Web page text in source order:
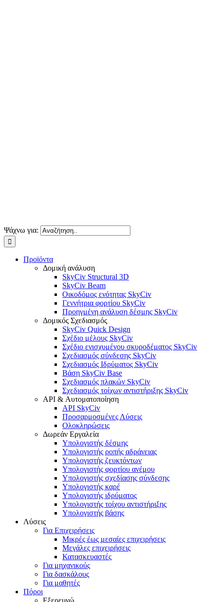
Ψάχνω για:
Προϊόντα
Δομική ανάλυση
SkyCiv Structural 3D
SkyCiv Beam
Οικοδόμος ενότητας SkyCiv
Γεννήτρια φορτίου SkyCiv
Προηγμένη ανάλυση δέσμης SkyCiv
Δομικός Σχεδιασμός
SkyCiv Quick Design
Σχέδιο μέλους SkyCiv
Σχέδιο ενισχυμένου σκυροδέματος SkyCiv
Σχεδιασμός σύνδεσης SkyCiv
Σχεδιασμός Ιδρύματος SkyCiv
Βάση SkyCiv Base
Σχεδιασμός πλακών SkyCiv
Σχεδιασμός τοίχων αντιστήριξης SkyCiv
API & Αυτοματοποίηση
API SkyCiv
Προσαρμοσμένες Λύσεις
Ολοκληρώσεις
Δωρεάν Εργαλεία
Υπολογιστής δέσμης
Υπολογιστής ροπής αδράνειας
Υπολογιστής ζευκτόντων
Υπολογιστής φορτίου ανέμου
Υπολογιστής σχεδίασης σύνδεσης
Υπολογιστής καρέ
Υπολογιστής ιδρύματος
Υπολογιστής τοίχου αντιστήριξης
Υπολογιστής βάσης
Λύσεις
Για Επιχειρήσεις
Μικρές έως μεσαίες επιχειρήσεις
Μεγάλες επιχειρήσεις
Κατασκευαστές
Για μηχανικούς
Για δασκάλους
Για μαθητές
Πόροι
Εξερευνώ